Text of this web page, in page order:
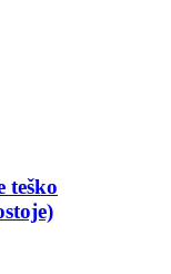
teško